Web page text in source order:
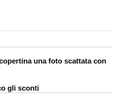
una foto scattata con
gli sconti